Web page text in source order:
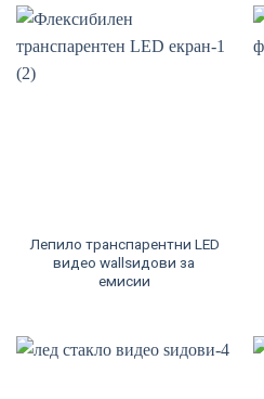
Лепило транспарентни LED
видео wallsидови за
емисии